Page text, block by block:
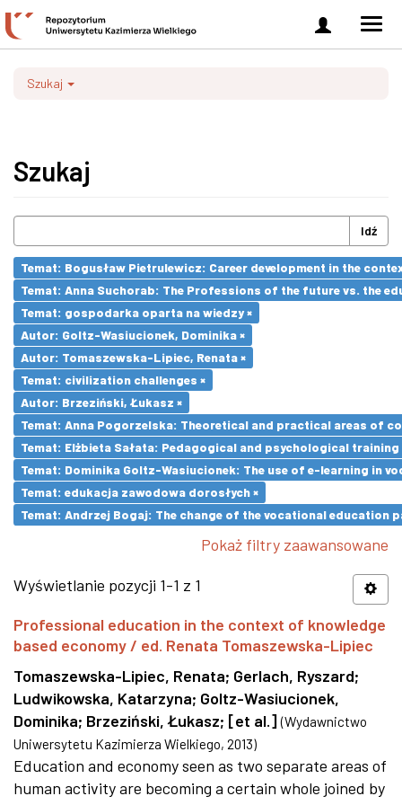
Zaloguj
się
Szukaj
Szukaj
Idź
Temat: Bogusław Pietrulewicz: Career development in the
Temat: Anna Suchorab: The Professions of the future vs. the
Temat: gospodarka oparta na wiedzy ×
Autor: Goltz-Wasiucionek, Dominika ×
Autor: Tomaszewska-Lipiec, Renata ×
Temat: civilization challenges ×
Autor: Brzeziński, Łukasz ×
Temat: Anna Pogorzelska: Theoretical and practical areas of
Temat: Elżbieta Sałata: Pedagogical and psychological
Temat: Dominika Goltz-Wasiucionek: The use of e-learning in
Temat: edukacja zawodowa dorosłych ×
Temat: Andrzej Bogaj: The change of the vocational education
Pokaż filtry zaawansowane
Wyświetlanie pozycji 1-1 z 1
Professional education in the context of knowledge
based economy / ed. Renata Tomaszewska-Lipiec
Tomaszewska-Lipiec, Renata; Gerlach, Ryszard;
Ludwikowska, Katarzyna; Goltz-Wasiucionek,
Dominika; Brzeziński, Łukasz; [et al.] (Wydawnictwo
Uniwersytetu Kazimierza Wielkiego, 2013)
Education and economy seen as two separate areas of
human activity are becoming a certain whole joined by